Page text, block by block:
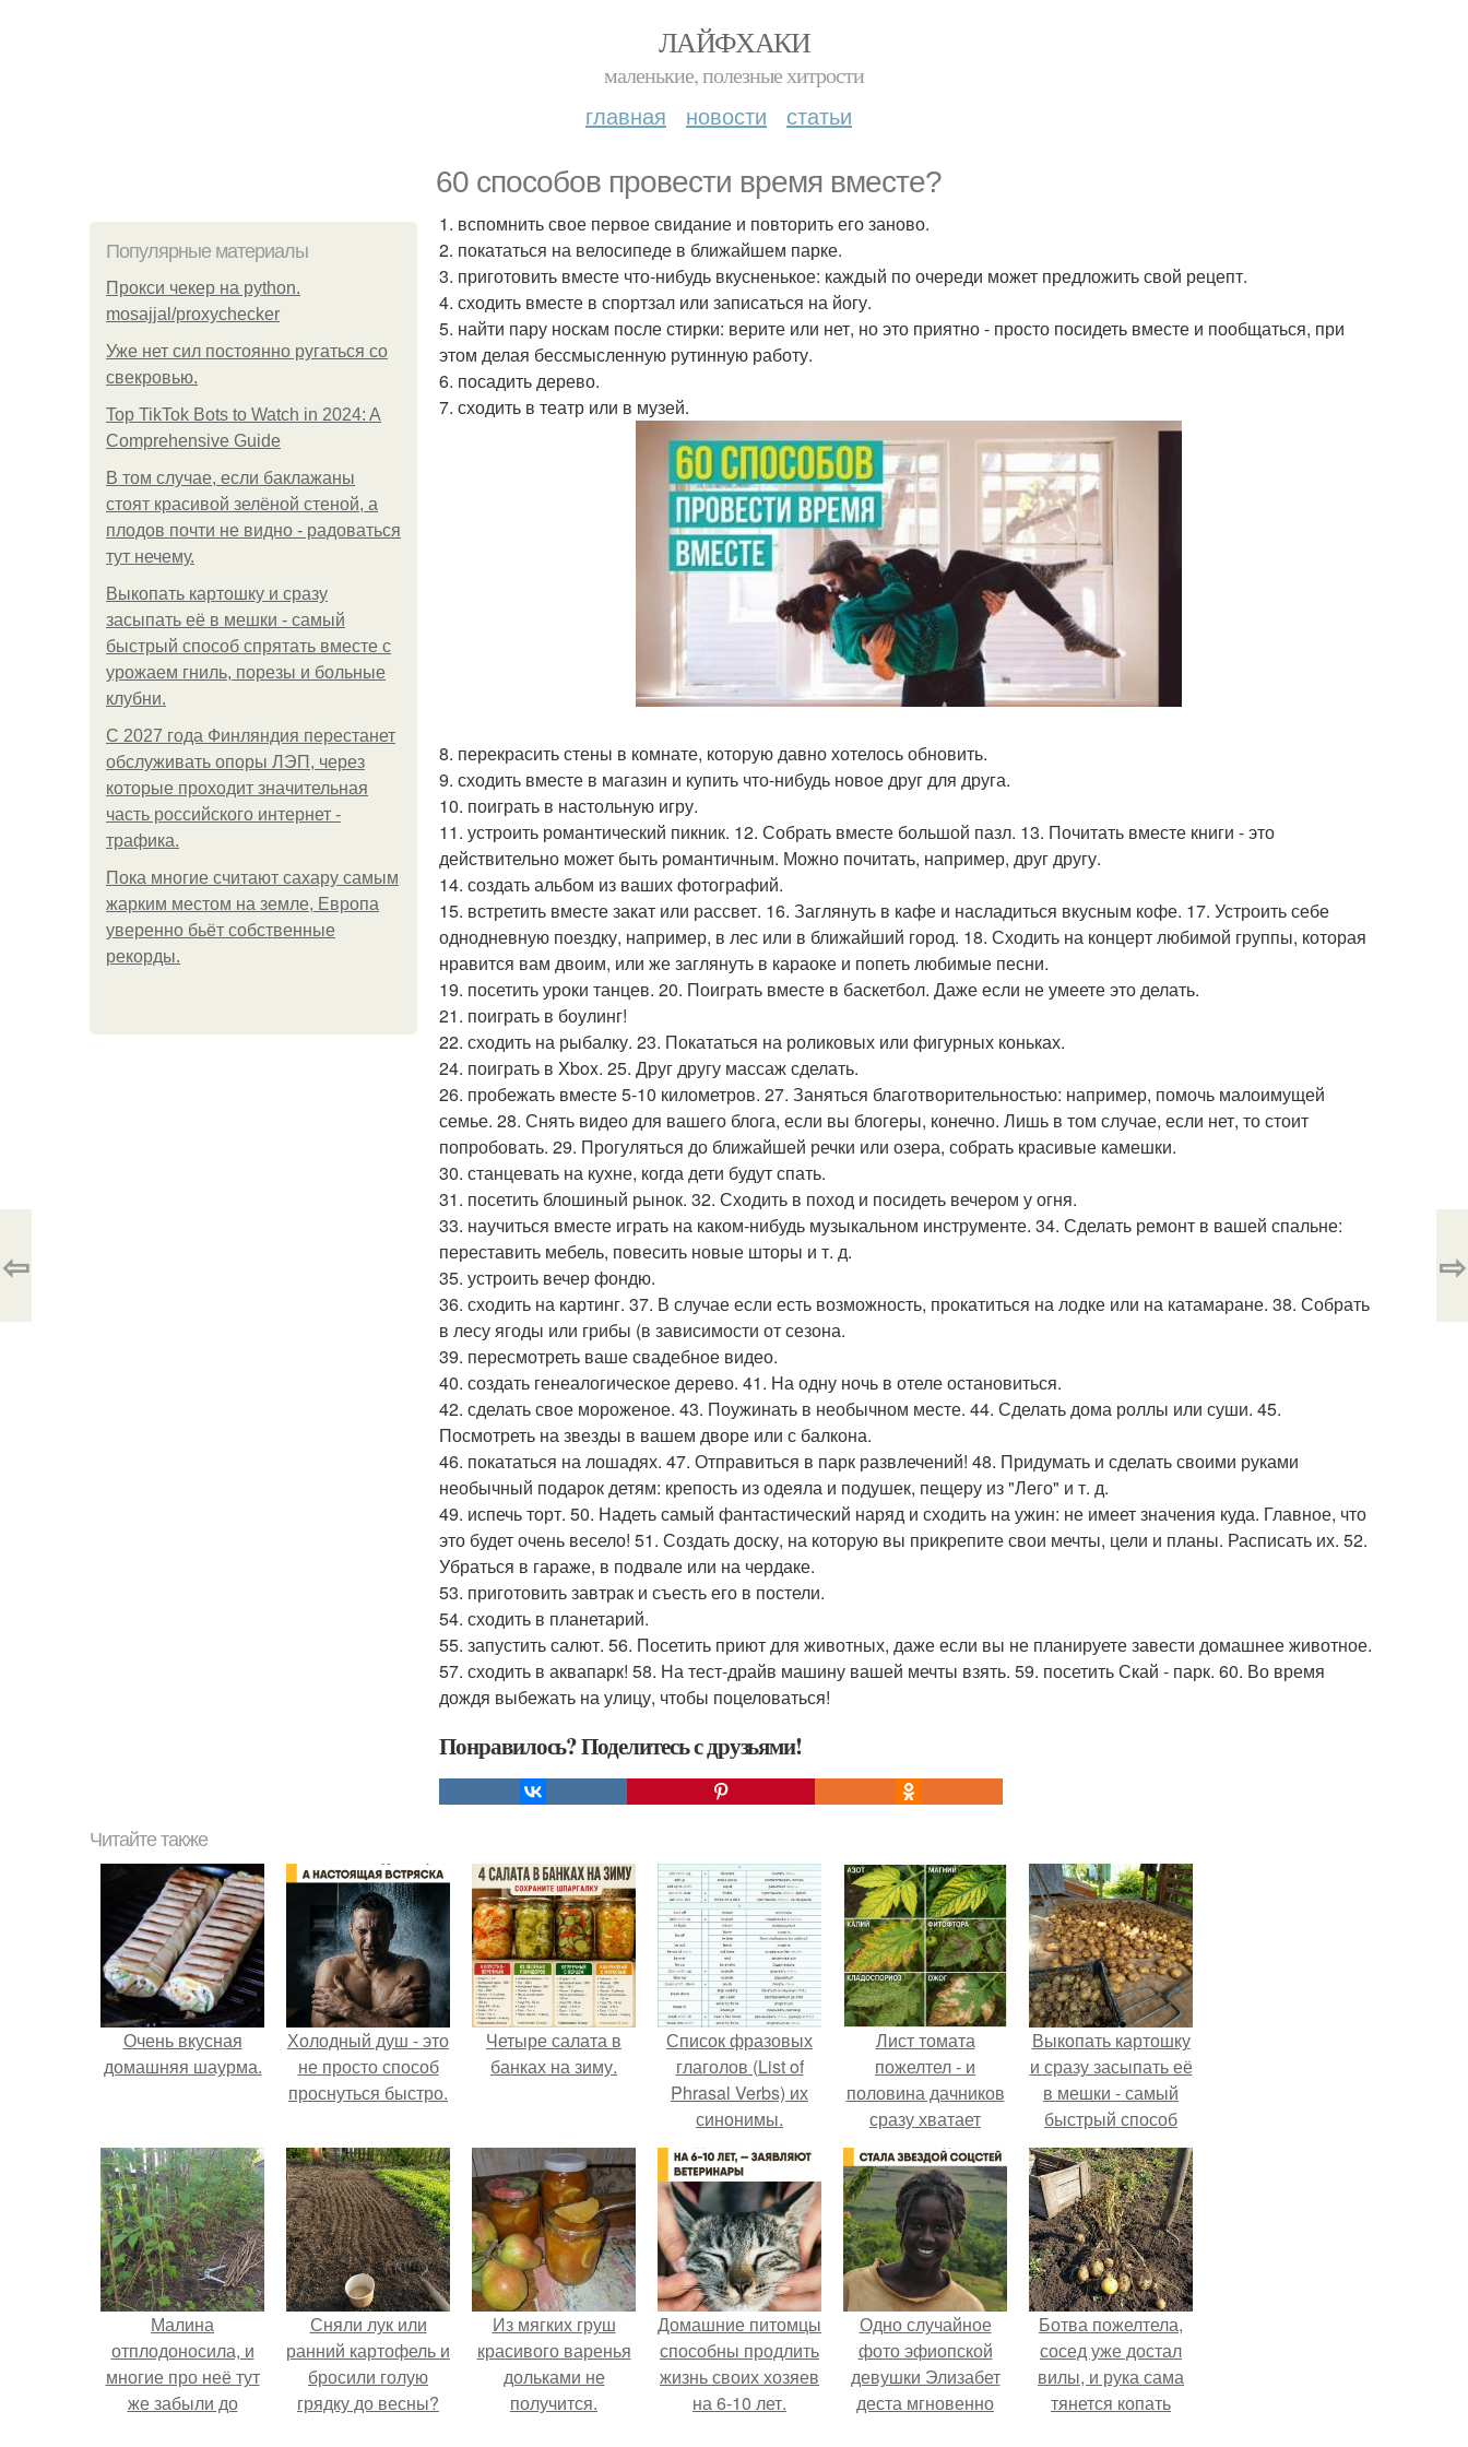
ЛАЙФХАКИ
маленькие, полезные хитрости
главная новости статьи
60 способов провести время вместе?
Популярные материалы
Прокси чекер на python.
mosajjal/proxychecker
Уже нет сил постоянно ругаться со
свекровью.
Top TikTok Bots to Watch in 2024: A
Comprehensive Guide
В том случае, если баклажаны
стоят красивой зелёной стеной, а
плодов почти не видно - радоваться
тут нечему.
Выкопать картошку и сразу
засыпать её в мешки - самый
быстрый способ спрятать вместе с
урожаем гниль, порезы и больные
клубни.
С 2027 года Финляндия перестанет
обслуживать опоры ЛЭП, через
которые проходит значительная
часть российского интернет -
трафика.
Пока многие считают сахару самым
жарким местом на земле, Европа
уверенно бьёт собственные
рекорды.
1. вспомнить свое первое свидание и повторить его заново.
2. покататься на велосипеде в ближайшем парке.
3. приготовить вместе что-нибудь вкусненькое: каждый по очереди может предложить свой рецепт.
4. сходить вместе в спортзал или записаться на йогу.
5. найти пару носкам после стирки: верите или нет, но это приятно - просто посидеть вместе и пообщаться, при
этом делая бессмысленную рутинную работу.
6. посадить дерево.
7. сходить в театр или в музей.
8. перекрасить стены в комнате, которую давно хотелось обновить.
9. сходить вместе в магазин и купить что-нибудь новое друг для друга.
10. поиграть в настольную игру.
11. устроить романтический пикник. 12. Собрать вместе большой пазл. 13. Почитать вместе книги - это
действительно может быть романтичным. Можно почитать, например, друг другу.
14. создать альбом из ваших фотографий.
15. встретить вместе закат или рассвет. 16. Заглянуть в кафе и насладиться вкусным кофе. 17. Устроить себе
однодневную поездку, например, в лес или в ближайший город. 18. Сходить на концерт любимой группы, которая
нравится вам двоим, или же заглянуть в караоке и попеть любимые песни.
19. посетить уроки танцев. 20. Поиграть вместе в баскетбол. Даже если не умеете это делать.
21. поиграть в боулинг!
22. сходить на рыбалку. 23. Покататься на роликовых или фигурных коньках.
24. поиграть в Xbox. 25. Друг другу массаж сделать.
26. пробежать вместе 5-10 километров. 27. Заняться благотворительностью: например, помочь малоимущей
семье. 28. Снять видео для вашего блога, если вы блогеры, конечно. Лишь в том случае, если нет, то стоит
попробовать. 29. Прогуляться до ближайшей речки или озера, собрать красивые камешки.
30. станцевать на кухне, когда дети будут спать.
31. посетить блошиный рынок. 32. Сходить в поход и посидеть вечером у огня.
33. научиться вместе играть на каком-нибудь музыкальном инструменте. 34. Сделать ремонт в вашей спальне:
переставить мебель, повесить новые шторы и т. д.
35. устроить вечер фондю.
36. сходить на картинг. 37. В случае если есть возможность, прокатиться на лодке или на катамаране. 38. Собрать
в лесу ягоды или грибы (в зависимости от сезона.
39. пересмотреть ваше свадебное видео.
40. создать генеалогическое дерево. 41. На одну ночь в отеле остановиться.
42. сделать свое мороженое. 43. Поужинать в необычном месте. 44. Сделать дома роллы или суши. 45.
Посмотреть на звезды в вашем дворе или с балкона.
46. покататься на лошадях. 47. Отправиться в парк развлечений! 48. Придумать и сделать своими руками
необычный подарок детям: крепость из одеяла и подушек, пещеру из "Лего" и т. д.
49. испечь торт. 50. Надеть самый фантастический наряд и сходить на ужин: не имеет значения куда. Главное, что
это будет очень весело! 51. Создать доску, на которую вы прикрепите свои мечты, цели и планы. Расписать их. 52.
Убраться в гараже, в подвале или на чердаке.
53. приготовить завтрак и съесть его в постели.
54. сходить в планетарий.
55. запустить салют. 56. Посетить приют для животных, даже если вы не планируете завести домашнее животное.
57. сходить в аквапарк! 58. На тест-драйв машину вашей мечты взять. 59. посетить Скай - парк. 60. Во время
дождя выбежать на улицу, чтобы поцеловаться!
Понравилось? Поделитесь с друзьями!
⇦ ⇨
Читайте также
Очень вкусная
домашняя шаурма.
Холодный душ - это
не просто способ
проснуться быстро.
Четыре салата в
банках на зиму.
Список фразовых
глаголов (List of
Phrasal Verbs) их
синонимы.
Лист томата
пожелтел - и
половина дачников
сразу хватает
удобрение.
Выкопать картошку
и сразу засыпать её
в мешки - самый
быстрый способ
спрятать вместе с
урожаем гниль,
порезы и больные
клубни.
Малина
отплодоносила, и
многие про неё тут
же забыли до
Сняли лук или
ранний картофель и
бросили голую
грядку до весны?
Из мягких груш
красивого варенья
дольками не
получится.
Домашние питомцы
способны продлить
жизнь своих хозяев
на 6-10 лет.
Одно случайное
фото эфиопской
девушки Элизабет
деста мгновенно
Ботва пожелтела,
сосед уже достал
вилы, и рука сама
тянется копать